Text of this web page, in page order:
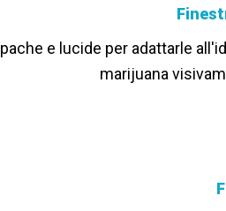
e lucide per adattarle
marijuana